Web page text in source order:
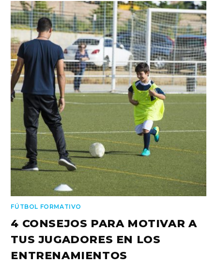
FÚTBOL FORMATIVO
4 CONSEJOS PARA MOTIVAR A
TUS JUGADORES EN LOS
ENTRENAMIENTOS